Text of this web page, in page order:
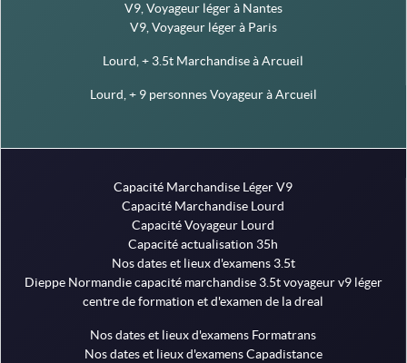
V9, Voyageur léger à Nantes
V9, Voyageur léger à Paris
Lourd, + 3.5t Marchandise à Arcueil
Lourd, + 9 personnes Voyageur à Arcueil
Capacité Marchandise Léger V9
Capacité Marchandise Lourd
Capacité Voyageur Lourd
Capacité actualisation 35h
Nos dates et lieux d'examens 3.5t
Dieppe Normandie capacité marchandise 3.5t voyageur v9 léger
centre de formation et d'examen de la dreal
Nos dates et lieux d'examens Formatrans
Nos dates et lieux d'examens Capadistance